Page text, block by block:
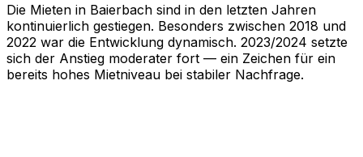
Die Mieten in Baierbach sind in den letzten Jahren
kontinuierlich gestiegen. Besonders zwischen 2018 und
2022 war die Entwicklung dynamisch. 2023/2024 setzte
sich der Anstieg moderater fort — ein Zeichen für ein
bereits hohes Mietniveau bei stabiler Nachfrage.